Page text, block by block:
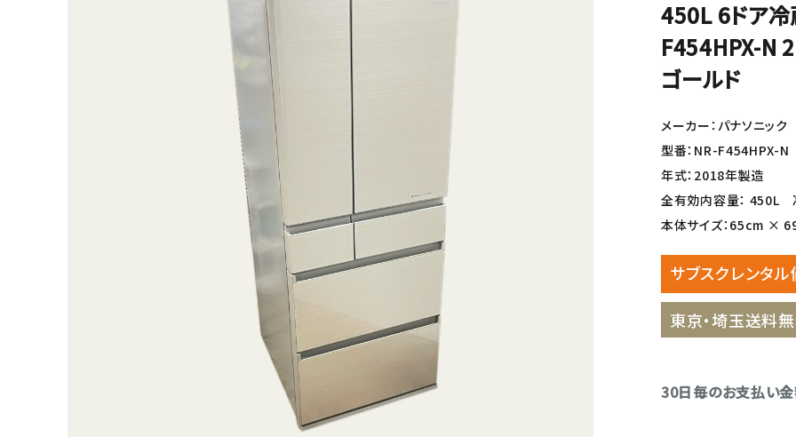
450L 6ドア冷
F454HPX-N
ゴールド
メーカー：パナソニック
型番：NR-F454HPX-N
年式：2018年製造
全有効内容量：
本体サイズ：65cm ×
サブスクレンタ
東京・埼玉送料
30日毎のお支払い